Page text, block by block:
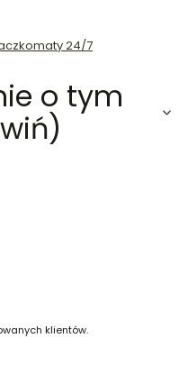
24/7
o tym
klientów.